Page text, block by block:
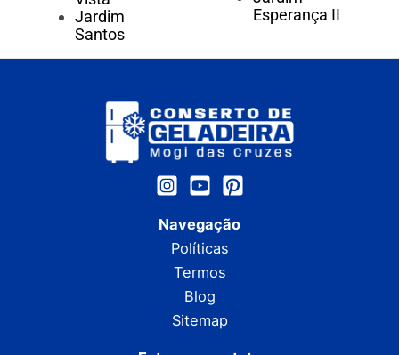
Jardim
Santos
Esperança II
Navegação
Políticas
Termos
Blog
Sitemap